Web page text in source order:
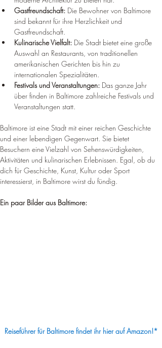
Gastfreundschaft: Die Bewohner von Baltimore
sind bekannt für ihre Herzlichkeit und
Gastfreundschaft.
Kulinarische Vielfalt: Die Stadt bietet eine große
Auswahl an Restaurants, von traditionellen
amerikanischen Gerichten bis hin zu
internationalen Spezialitäten.
Festivals und Veranstaltungen: Das ganze Jahr
über finden in Baltimore zahlreiche Festivals und
Veranstaltungen statt.
Baltimore ist eine Stadt mit einer reichen Geschichte
und einer lebendigen Gegenwart. Sie bietet
Besuchern eine Vielzahl von Sehenswürdigkeiten,
Aktivitäten und kulinarischen Erlebnissen. Egal, ob du
dich für Geschichte, Kunst, Kultur oder Sport
interessierst, in Baltimore wirst du fündig.
Ein paar Bilder aus Baltimore:
Reiseführer für Baltimore findet ihr hier auf Amazon!*